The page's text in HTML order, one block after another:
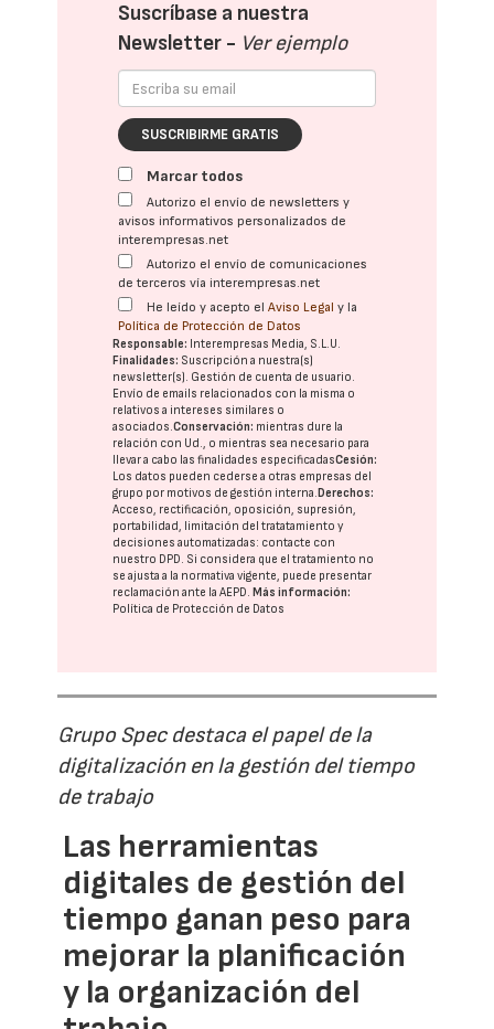
Suscríbase a nuestra
Newsletter - Ver ejemplo
SUSCRIBIRME GRATIS
Marcar todos
Autorizo el envío de newsletters y
avisos informativos personalizados de
interempresas.net
Autorizo el envío de comunicaciones
de terceros vía interempresas.net
He leído y acepto elAviso Legal y la
Política de Protección de Datos
Responsable: Interempresas Media, S.L.U.
Finalidades: Suscripción a nuestra(s)
newsletter(s). Gestión de cuenta de usuario.
Envío de emails relacionados con la misma o
relativos a intereses similares o
asociados.Conservación: mientras dure la
relación con Ud., o mientras sea necesario para
llevar a cabo las finalidades especificadasCesión:
Los datos pueden cederse a otras empresas del
grupo por motivos de gestión interna.Derechos:
Acceso, rectificación, oposición, supresión,
portabilidad, limitación del tratatamiento y
decisiones automatizadas: contacte con
nuestro DPD. Si considera que el tratamiento no
se ajusta a la normativa vigente, puede presentar
reclamación ante laAEPD.Más información:
Política de Protección de Datos
Grupo Spec destaca el papel de la
digitalización en la gestión del tiempo
de trabajo
Las herramientas
digitales de gestión del
tiempo ganan peso para
mejorar la planificación
y la organización del